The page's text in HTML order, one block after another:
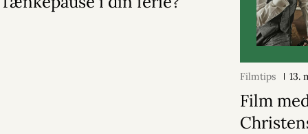
Filmtips 13.
Film